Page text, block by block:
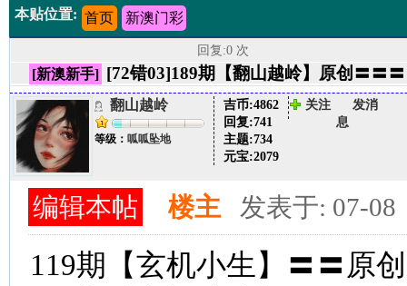
本贴位置: 首页 新澳门彩
回复:0 次
[新澳新手] [72错03]189期【翻山越岭】原创〓〓
翻山越岭
等级： 呱呱坠地
吉币:4862
回复:741
主题:734
元宝:2079
关注
发消
息
编辑本帖 楼主 发表于: 07-08
119期【玄机小生】〓〓原